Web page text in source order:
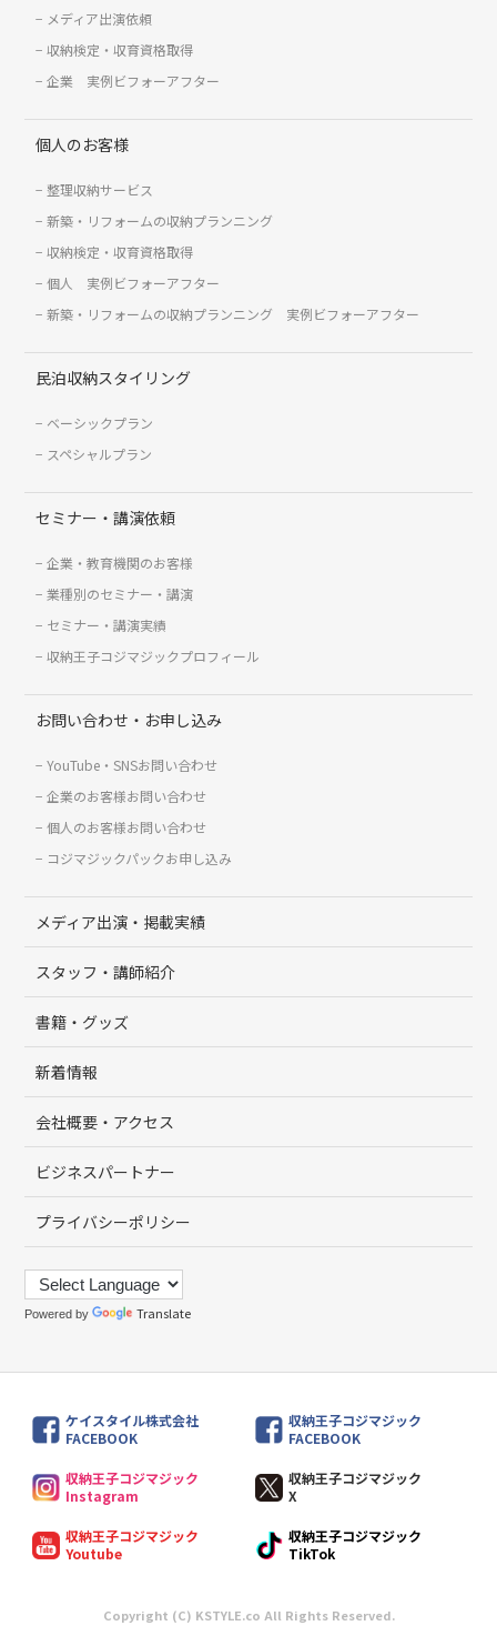
メディア出演依頼
収納検定・収育資格取得
企業 実例ビフォーアフター
個人のお客様
整理収納サービス
新築・リフォームの収納プランニング
収納検定・収育資格取得
個人 実例ビフォーアフター
新築・リフォームの収納プランニング 実例ビフォーアフター
民泊収納スタイリング
ベーシックプラン
スペシャルプラン
セミナー・講演依頼
企業・教育機関のお客様
業種別のセミナー・講演
セミナー・講演実績
収納王子コジマジックプロフィール
お問い合わせ・お申し込み
YouTube・SNSお問い合わせ
企業のお客様お問い合わせ
個人のお客様お問い合わせ
コジマジックパックお申し込み
メディア出演・掲載実績
スタッフ・講師紹介
書籍・グッズ
新着情報
会社概要・アクセス
ビジネスパートナー
プライバシーポリシー
Powered by Translate
ケイスタイル株式会社
FACEBOOK
収納王子コジマジック
FACEBOOK
収納王子コジマジック
Instagram
収納王子コジマジック
X
収納王子コジマジック
Youtube
収納王子コジマジック
TikTok
Copyright (C) KSTYLE.co All Rights Reserved.